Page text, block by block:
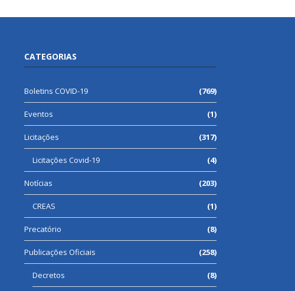
CATEGORIAS
Boletins COVID-19 (769)
Eventos (1)
Licitações (317)
Licitações Covid-19 (4)
Notícias (203)
CREAS (1)
Precatório (8)
Publicações Oficiais (258)
Decretos (8)